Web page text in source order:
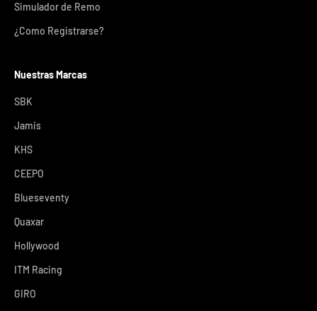
Simulador de Remo
¿Como Registrarse?
Nuestras Marcas
SBK
Jamis
KHS
CEEPO
Blueseventy
Quaxar
Hollywood
ITM Racing
GIRO